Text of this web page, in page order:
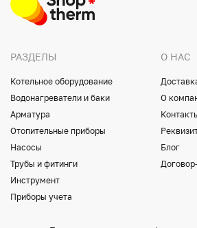
РАЗДЕЛЫ
Котельное оборудование
Водонагреватели и баки
Арматура
Отопительные приборы
Насосы
Трубы и фитинги
Инструмент
Приборы учета
О НАС
О
Блог